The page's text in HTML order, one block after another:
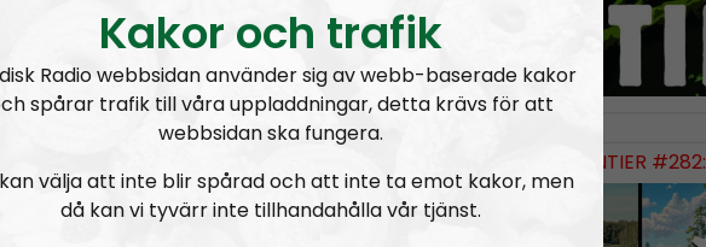
/
D
o
w
n
A
#193: Free RAM with
NORDIC FRONTIER #282:
Kakor och trafik
Radio webbsidan använder sig av webb-baserade kakor
spårar trafik till våra uppladdningar, detta krävs för att
webbsidan ska fungera.
välja att inte blir spårad och att inte ta emot kakor, men
då kan vi tyvärr inte tillhandahålla vår tjänst.